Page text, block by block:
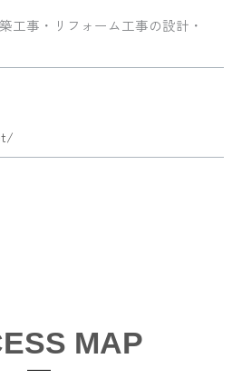
工事・リフォーム工事の設計・
MAP